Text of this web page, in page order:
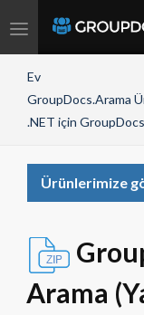
Toggle
Ev
GroupDocs.Arama
.NET için
Ürünlerimize
Arama